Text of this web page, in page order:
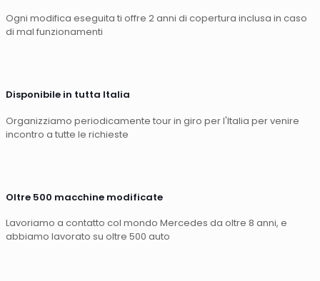
Ogni modifica eseguita ti offre 2 anni di copertura inclusa in caso
di mal funzionamenti
Disponibile in tutta Italia
Organizziamo periodicamente tour in giro per l'Italia per venire
incontro a tutte le richieste
Oltre 500 macchine modificate
Lavoriamo a contatto col mondo Mercedes da oltre 8 anni, e
abbiamo lavorato su oltre 500 auto